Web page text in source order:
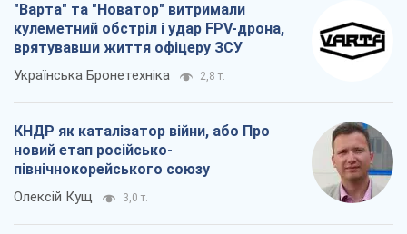
"Варта" та "Новатор" витримали
кулеметний обстріл і удар FPV-дрона,
врятувавши життя офіцеру ЗСУ
Українська Бронетехніка 2,8 т.
КНДР як каталізатор війни, або Про
новий етап російсько-
північнокорейського союзу
Олексій Кущ 3,0 т.